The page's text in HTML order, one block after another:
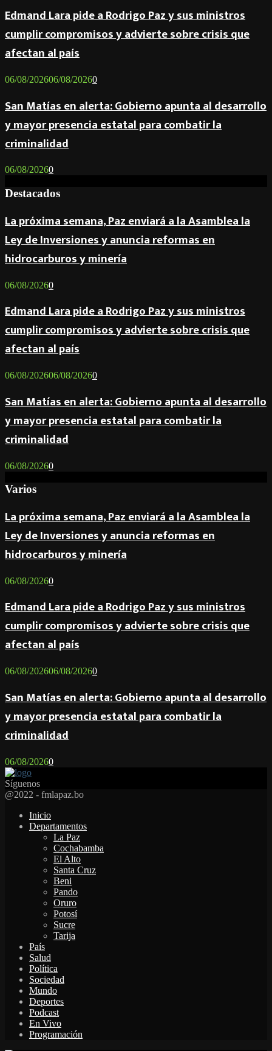
Edmand Lara pide a Rodrigo Paz y sus ministros
cumplir compromisos y advierte sobre crisis que
afectan al país
06/08/202606/08/20260
San Matías en alerta: Gobierno apunta al desarrollo
y mayor presencia estatal para combatir la
criminalidad
06/08/20260
Destacados
La próxima semana, Paz enviará a la Asamblea la
Ley de Inversiones y anuncia reformas en
hidrocarburos y minería
06/08/20260
Edmand Lara pide a Rodrigo Paz y sus ministros
cumplir compromisos y advierte sobre crisis que
afectan al país
06/08/202606/08/20260
San Matías en alerta: Gobierno apunta al desarrollo
y mayor presencia estatal para combatir la
criminalidad
06/08/20260
Varios
La próxima semana, Paz enviará a la Asamblea la
Ley de Inversiones y anuncia reformas en
hidrocarburos y minería
06/08/20260
Edmand Lara pide a Rodrigo Paz y sus ministros
cumplir compromisos y advierte sobre crisis que
afectan al país
06/08/202606/08/20260
San Matías en alerta: Gobierno apunta al desarrollo
y mayor presencia estatal para combatir la
criminalidad
06/08/20260
Síguenos
Facebook
Twitter
Instagram
Youtube
Email
Twitch
Whatsapp
@2022 - fmlapaz.bo
Inicio
Departamentos
La Paz
Cochabamba
El Alto
Santa Cruz
Beni
Pando
Oruro
Potosí
Sucre
Tarija
País
Salud
Política
Sociedad
Mundo
Deportes
Podcast
En Vivo
Programación